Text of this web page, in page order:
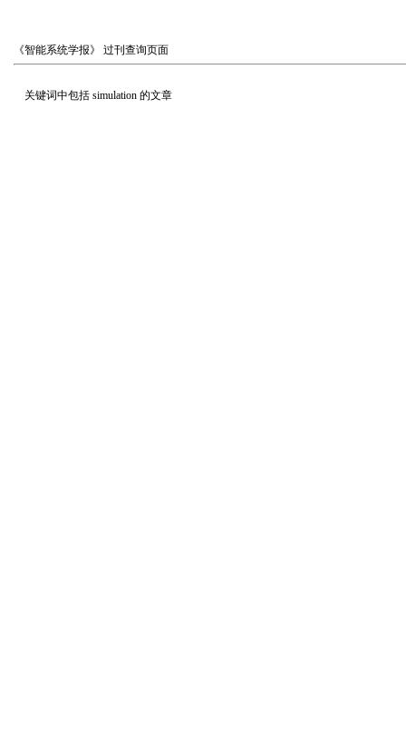
《智能系统学报》 过刊查询页面
关键词中包括 simulation 的文章